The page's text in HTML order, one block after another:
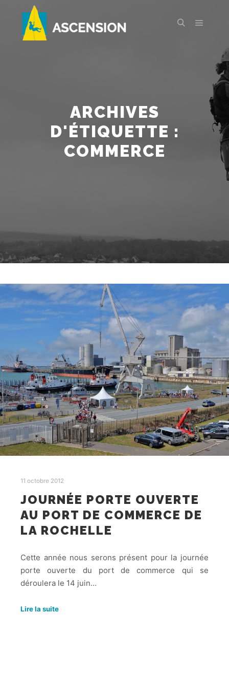
ARCHIVES
D'ÉTIQUETTE :
COMMERCE
11 octobre 2012
JOURNÉE PORTE OUVERTE
AU PORT DE COMMERCE DE
LA ROCHELLE
Cette année nous serons présent pour la journée
porte ouverte du port de commerce qui se
déroulera le 14 juin…
Lire la suite